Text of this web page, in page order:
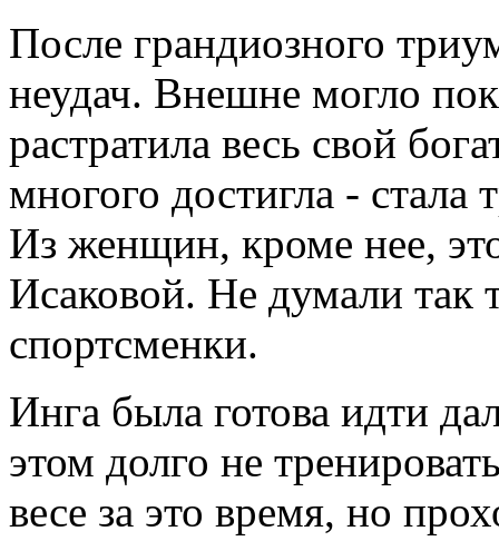
После грандиозного
неудач. Внешне могло
растратила весь свой
многого достигла -
Из женщин, кроме нее,
Исаковой. Не думали так
спортсменки.
Инга была готова идти
этом долго не
весе за это время, но